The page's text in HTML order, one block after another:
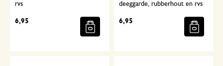
rvs
6,95
deeggarde, rubberhout en rvs
6,95